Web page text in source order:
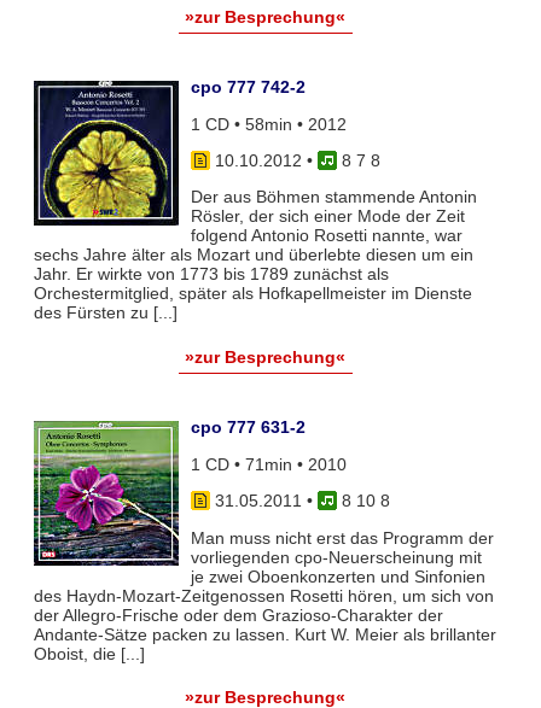
»zur Besprechung«
cpo 777 742-2
1 CD • 58min • 2012
10.10.2012 •
8 7 8
Der aus Böhmen stammende Antonin
Rösler, der sich einer Mode der Zeit
folgend Antonio Rosetti nannte, war
sechs Jahre älter als Mozart und überlebte diesen um ein
Jahr. Er wirkte von 1773 bis 1789 zunächst als
Orchestermitglied, später als Hofkapellmeister im Dienste
des Fürsten zu [...]
»zur Besprechung«
cpo 777 631-2
1 CD • 71min • 2010
31.05.2011 •
8 10 8
Man muss nicht erst das Programm der
vorliegenden cpo-Neuerscheinung mit
je zwei Oboenkonzerten und Sinfonien
des Haydn-Mozart-Zeitgenossen Rosetti hören, um sich von
der Allegro-Frische oder dem Grazioso-Charakter der
Andante-Sätze packen zu lassen. Kurt W. Meier als brillanter
Oboist, die [...]
»zur Besprechung«